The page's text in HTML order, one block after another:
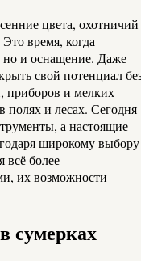
цвета, охотничий
время, когда
но и оснащение. Даже
свой потенциал
и мелких
полях и лесах. Сегодня
а настоящие
широкому выбору
всё более
их возможности
сумерках